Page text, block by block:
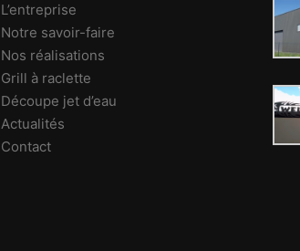
L’entreprise
Notre savoir-faire
Nos réalisations
Grill à raclette
Découpe jet d’eau
Actualités
Contact